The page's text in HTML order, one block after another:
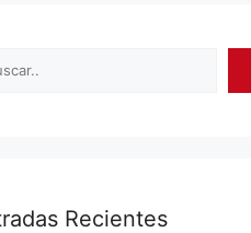
Recientes